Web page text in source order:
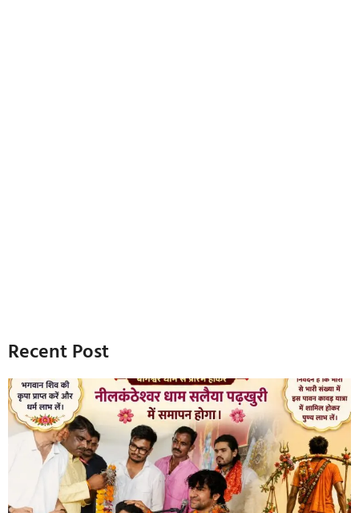
Recent Post